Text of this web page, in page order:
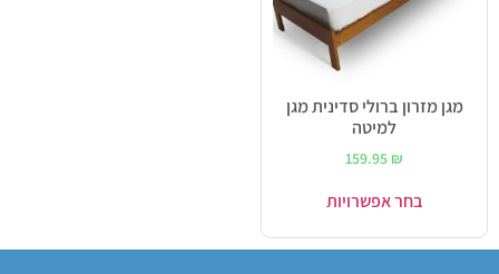
מגן מזרון ברולי סדינית מגן
למיטה
159.95 ₪
בחר אפשרויות